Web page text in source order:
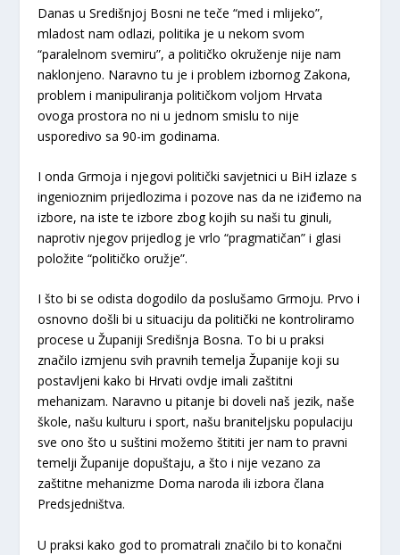
Danas u Središnjoj Bosni ne teče “med i mlijeko”,
mladost nam odlazi, politika je u nekom svom
“paralelnom svemiru”, a političko okruženje nije nam
naklonjeno. Naravno tu je i problem izbornog Zakona,
problem i manipuliranja političkom voljom Hrvata
ovoga prostora no ni u jednom smislu to nije
usporedivo sa 90-im godinama.
I onda Grmoja i njegovi politički savjetnici u BiH izlaze s
ingenioznim prijedlozima i pozove nas da ne iziđemo na
izbore, na iste te izbore zbog kojih su naši tu ginuli,
naprotiv njegov prijedlog je vrlo “pragmatičan” i glasi
položite “političko oružje”.
I što bi se odista dogodilo da poslušamo Grmoju. Prvo i
osnovno došli bi u situaciju da politički ne kontroliramo
procese u Županiji Središnja Bosna. To bi u praksi
značilo izmjenu svih pravnih temelja Županije koji su
postavljeni kako bi Hrvati ovdje imali zaštitni
mehanizam. Naravno u pitanje bi doveli naš jezik, naše
škole, našu kulturu i sport, našu braniteljsku populaciju
sve ono što u suštini možemo štititi jer nam to pravni
temelji Županije dopuštaju, a što i nije vezano za
zaštitne mehanizme Doma naroda ili izbora člana
Predsjedništva.
U praksi kako god to promatrali značilo bi to konačni